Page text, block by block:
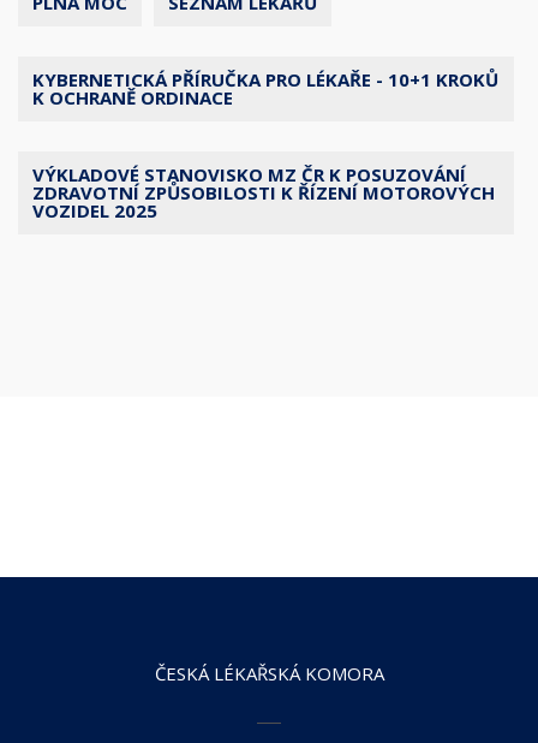
KYBERNETICKÁ PŘÍRUČKA PRO LÉKAŘE - 10+1 KROKŮ
K OCHRANĚ ORDINACE
VÝKLADOVÉ STANOVISKO MZ ČR K POSUZOVÁNÍ
ZDRAVOTNÍ ZPŮSOBILOSTI K ŘÍZENÍ MOTOROVÝCH
VOZIDEL 2025
ČESKÁ LÉKAŘSKÁ KOMORA